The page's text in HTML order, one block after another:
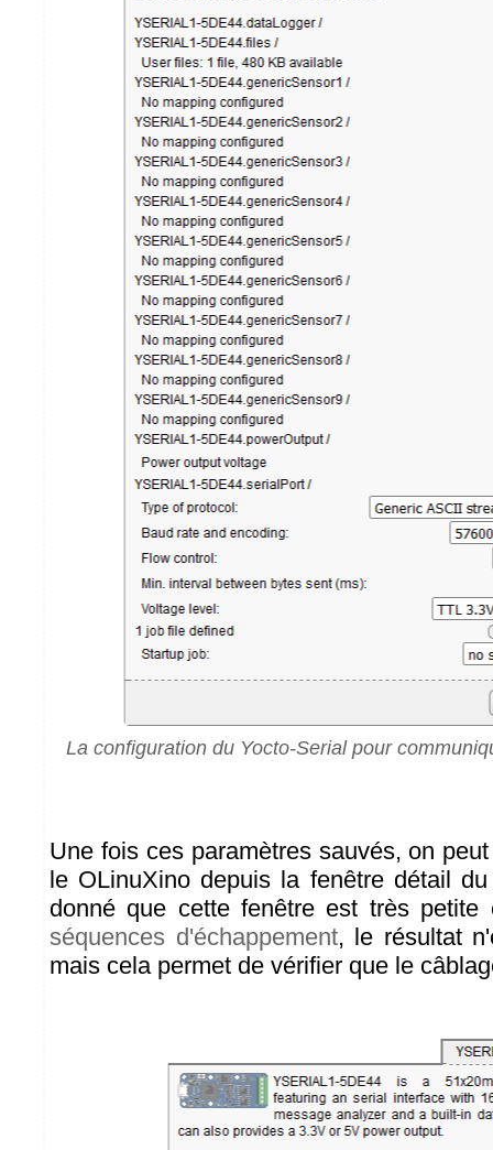
La configuration du Yocto-Serial pour
Une fois ces paramètres sauvés, on
le OLinuXino depuis la fenêtre détail
donné que cette fenêtre est très
séquences d'échappement, le résultat
mais cela permet de vérifier que le